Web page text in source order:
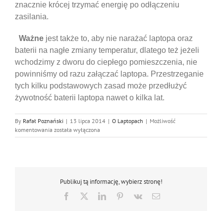
znacznie krócej trzymać energię po odłączeniu
zasilania.
Ważne jest także to, aby nie narażać laptopa oraz
baterii na nagłe zmiany temperatur, dlatego też jeżeli
wchodzimy z dworu do ciepłego pomieszczenia, nie
powinniśmy od razu załączać laptopa. Przestrzeganie
tych kilku podstawowych zasad może przedłużyć
żywotność baterii laptopa nawet o kilka lat.
By Rafał Poznański | 13 lipca 2014 | O Laptopach | Możliwość
komentowania Jak
użytkować
baterii?
została wyłączona
Publikuj tą informację, wybierz stronę!
Facebook LinkedInPinterest
Vk Email